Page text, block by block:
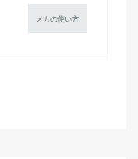
メカの使い方